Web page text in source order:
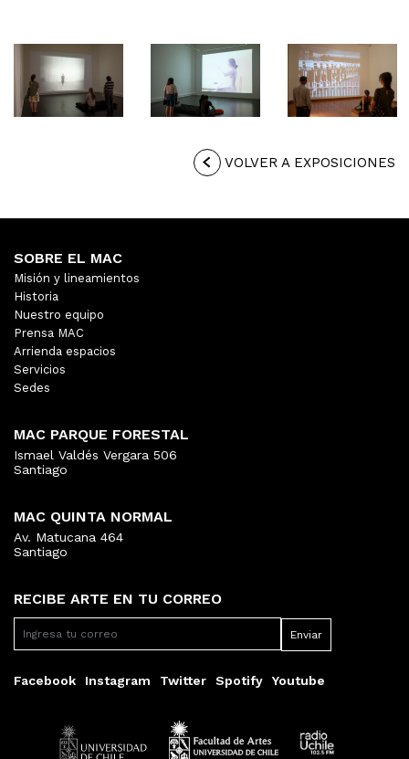
VOLVER A EXPOSICIONES
RECIBE ARTE EN TU CORREO
Facebook Instagram Twitter Spotify Youtube
SOBRE EL MAC
Misión y lineamientos
Historia
Nuestro equipo
Prensa MAC
Arrienda espacios
Servicios
Sedes
MAC PARQUE FORESTAL
Ismael Valdés Vergara 506
Santiago
MAC QUINTA NORMAL
Av. Matucana 464
Santiago